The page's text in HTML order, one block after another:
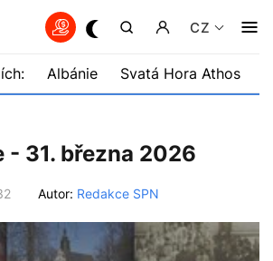
CZ
Albánie Svatá Hora Athos
- 31. března 2026
Autor: Redakce SPN